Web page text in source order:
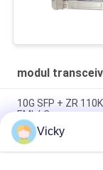
modul
10G SFP + ZR
EML LC
Deplex LC SM
Dengan DDM
Vicky